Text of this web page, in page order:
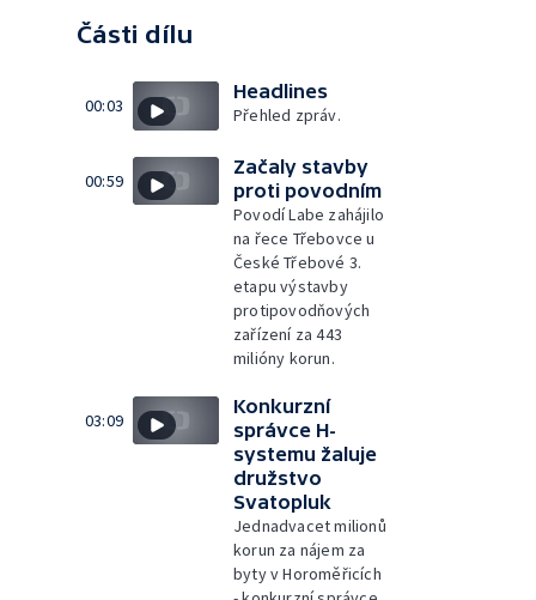
Části dílu
00:03
Headlines
Přehled zpráv.
00:59
Začaly stavby
proti povodním
Povodí Labe zahájilo
na řece Třebovce u
České Třebové 3.
etapu výstavby
protipovodňových
zařízení za 443
milióny korun.
03:09
Konkurzní
správce H-
systemu žaluje
družstvo
Svatopluk
Jednadvacet milionů
korun za nájem za
byty v Horoměřicích